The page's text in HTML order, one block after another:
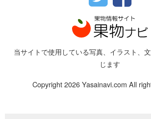
当サイトで使用している写真、イラスト、
じます
Copyright 2026 Yasainavi.com All